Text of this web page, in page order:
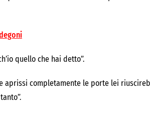
quello che hai detto”.
aprissi completamente le porte lei